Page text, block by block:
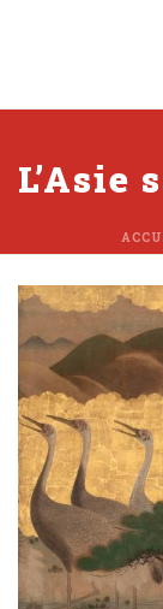
L’Asie